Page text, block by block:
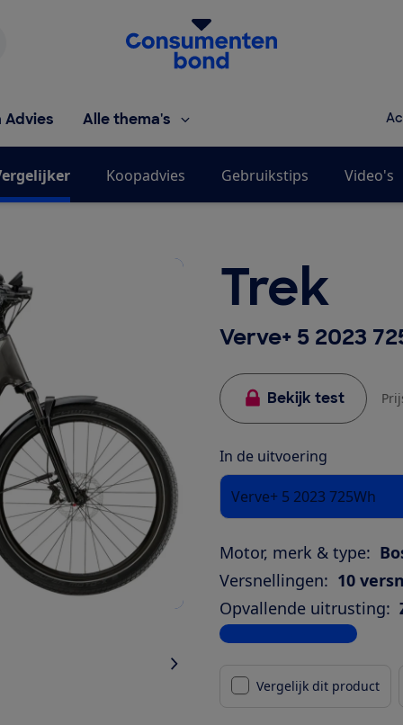
Homepage van de Consumentenbond
Advies Alle thema's
Koopadvies Gebruikstips Video's
Trek
Verve+ 5 2023
Bekijk test
In de uitvoering
Verve+ 5 2023 725Wh
Motor, merk & type:
Versnellingen: 10
Opvallende uitrusting:
Bekijk alle specificaties
Vergelijk dit product